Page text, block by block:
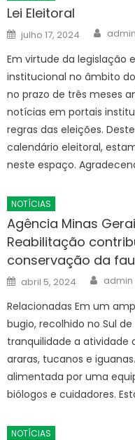
Lei Eleitoral
Posted
on
julho 17, 2024 Author
admin
Em virtude da legislação
institucional no âmbito
no prazo de três meses
notícias em portais
regras das eleições.
calendário eleitoral,
neste espaço.
NOTÍCIAS
Agência Minas
Reabilitação
conservação da
Posted
on
abril 5, 2024 Author
admin
Relacionadas Em um
bugio, recolhido no Sul
tranquilidade a atividade
araras, tucanos e
alimentada por uma
biólogos e cuidadores.
NOTÍCIAS